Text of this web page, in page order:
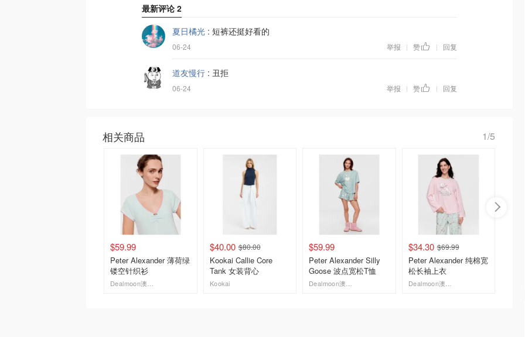
最新评论 2
夏日橘光 : 短裤还挺好看的
06-24 举报 | 赞 | 回复
道友慢行 : 丑拒
06-24 举报 | 赞 | 回复
相关商品 1/5
$59.99
Peter Alexander 薄荷绿
镂空针织衫
$40.00 $80.00
Kookai Callie Core
Tank 女装背心
Kookai
$59.99
Peter Alexander Silly
Goose 波点宽松T恤
$34.30 $69.99
Peter Alexander 纯棉宽
松长袖上衣